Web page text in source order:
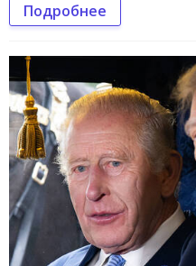
Подробнее